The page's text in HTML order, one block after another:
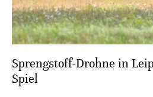
Sprengstoff-Drohne in
Spiel